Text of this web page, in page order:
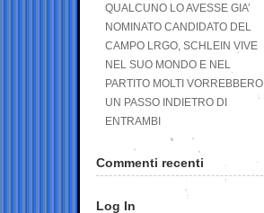
QUALCUNO LO AVESSE GIA’
NOMINATO CANDIDATO DEL
CAMPO LRGO, SCHLEIN VIVE
NEL SUO MONDO E NEL
PARTITO MOLTI VORREBBERO
UN PASSO INDIETRO DI
ENTRAMBI
Commenti recenti
Log In